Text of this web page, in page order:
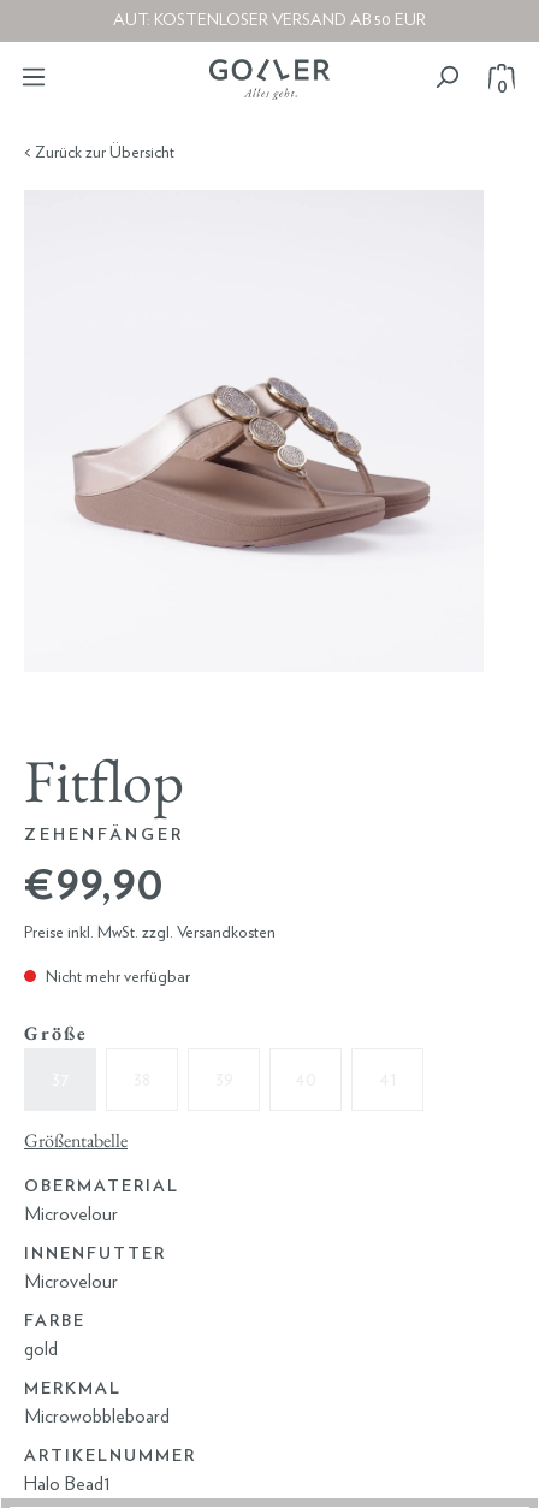
AUT: KOSTENLOSER VERSAND AB 50 EUR
0
< Zurück zur Übersicht
Fitflop
ZEHENFÄNGER
€ 99,90
Preise inkl. MwSt. zzgl. Versandkosten
Nicht mehr verfügbar
Größe
Größentabelle
OBERMATERIAL
Microvelour
INNENFUTTER
Microvelour
FARBE
gold
MERKMAL
Microwobbleboard
ARTIKELNUMMER
Halo Bead1